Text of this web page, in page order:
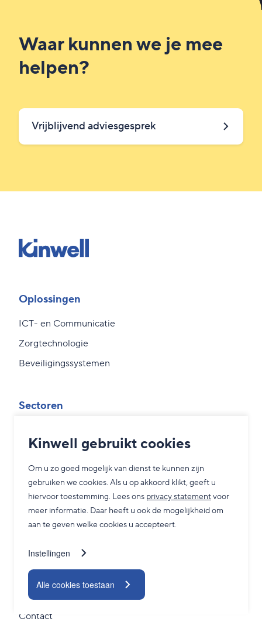
Kinwell gebruikt cookies
Om u zo goed mogelijk van dienst te kunnen zijn
gebruiken we cookies. Als u op akkoord klikt, geeft u
hiervoor toestemming. Lees ons privacy statementvoor
meer informatie. Daar heeft u ook de mogelijkheid om
aan te geven welke cookies u accepteert.
Instellingen
Alle cookies toestaan
Waar kunnen we je mee
helpen?
Vrijblijvend adviesgesprek
Oplossingen
ICT- en Communicatie
Zorgtechnologie
Beveiligingssystemen
Sectoren
MKB
Zorg
Grootzakelijk
Service
Adviesgesprek
24/7 Servicedesk
TeamViewer
Contact